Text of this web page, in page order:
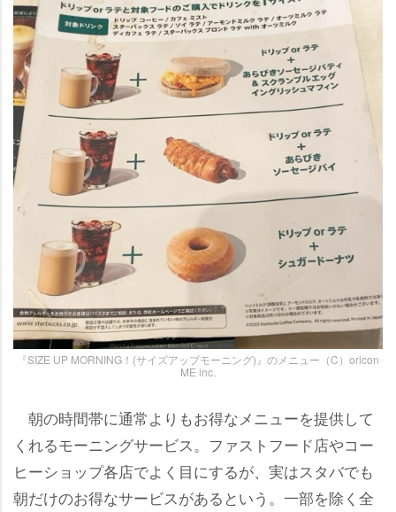
『SIZE UP MORNING！(サイズアップモーニング)』のメニュー（C）oricon
ME inc.
朝の時間帯に通常よりもお得なメニューを提供して
くれるモーニングサービス。ファストフード店やコー
ヒーショップ各店でよく目にするが、実はスタバでも
朝だけのお得なサービスがあるという。一部を除く全